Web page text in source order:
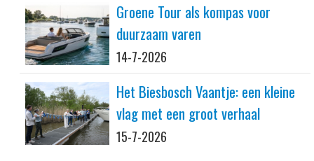
Groene Tour als kompas voor
duurzaam varen
14-7-2026
Het Biesbosch Vaantje: een kleine
vlag met een groot verhaal
15-7-2026